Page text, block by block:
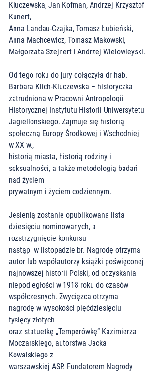
Kluczewska, Jan Kofman, Andrzej Krzysztof
Kunert,
Anna Landau-Czajka, Tomasz Łubieński,
Anna Machcewicz, Tomasz Makowski,
Małgorzata Szejnert i Andrzej Wielowieyski.
Od tego roku do jury dołączyła dr hab.
Barbara Klich-Kluczewska – historyczka
zatrudniona w Pracowni Antropologii
Historycznej Instytutu Historii Uniwersytetu
Jagiellońskiego. Zajmuje się historią
społeczną Europy Środkowej i Wschodniej
w XX w.,
historią miasta, historią rodziny i
seksualności, a także metodologią badań
nad życiem
prywatnym i życiem codziennym.
Jesienią zostanie opublikowana lista
dziesięciu nominowanych, a
rozstrzygnięcie konkursu
nastąpi w listopadzie br. Nagrodę otrzyma
autor lub współautorzy książki poświęconej
najnowszej historii Polski, od odzyskania
niepodległości w 1918 roku do czasów
współczesnych. Zwycięzca otrzyma
nagrodę w wysokości pięćdziesięciu
tysięcy złotych
oraz statuetkę „Temperówkę” Kazimierza
Moczarskiego, autorstwa Jacka
Kowalskiego z
warszawskiej ASP. Fundatorem Nagrody